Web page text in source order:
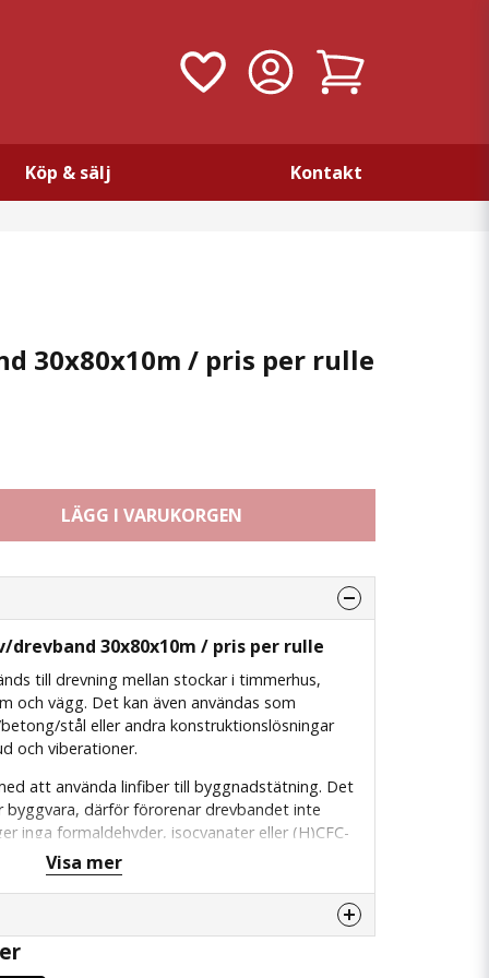
Köp & sälj Kontakt
30x80x10m / pris per rulle
LÄGG I VARUKORGEN
drevband 30x80x10m / pris per rulle
till drevning mellan stockar i timmerhus,
och vägg. Det kan även användas som
stål eller andra konstruktionslösningar
och viberationer.
att använda linfiber till byggnadstätning. Det
därför förorenar drevbandet inte
inga formaldehyder, isocyanater eller (H)CFC-
är en förnybar naturresurs vars odling saktar ner
är mycket låg.
Visa mer